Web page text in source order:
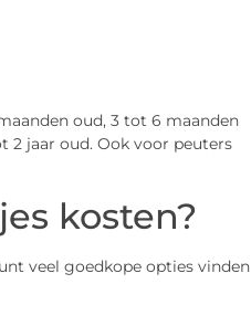
oud, 3 tot 6 maanden
2 jaar oud. Ook voor peuters
kosten?
veel goedkope opties vinden